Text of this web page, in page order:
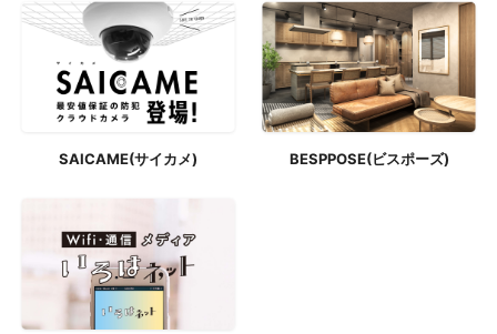
SAICAME(サイカメ) BESPPOSE(ビスポーズ)